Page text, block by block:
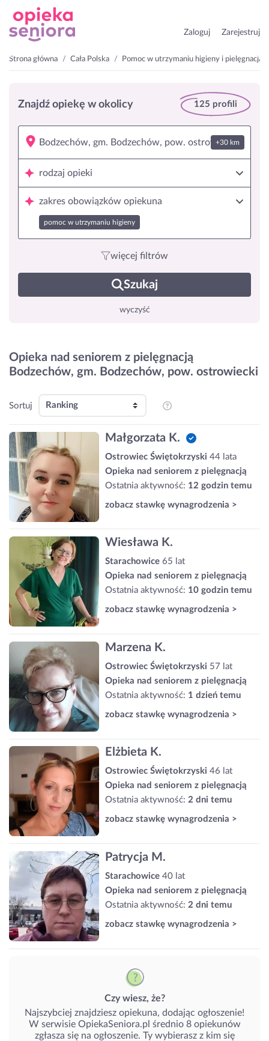
Zaloguj Zarejestruj
Strona główna Cała Polska Pomoc w utrzymaniu higieny i pielęgnacja
Znajdź opiekę w okolicy 125 profili
+30 km
rodzaj opieki
zakres obowiązków opiekuna
pomoc w utrzymaniu higieny
więcej filtrów
Szukaj
wyczyść
Opieka nad seniorem z pielęgnacją
Bodzechów, gm. Bodzechów, pow. ostrowiecki
Sortuj
Małgorzata K.
Ostrowiec Świętokrzyski 44 lata
Opieka nad seniorem z pielęgnacją
Ostatnia aktywność: 12 godzin temu
zobacz stawkę wynagrodzenia >
Wiesława K.
Starachowice 65 lat
Opieka nad seniorem z pielęgnacją
Ostatnia aktywność: 10 godzin temu
zobacz stawkę wynagrodzenia >
Marzena K.
Ostrowiec Świętokrzyski 57 lat
Opieka nad seniorem z pielęgnacją
Ostatnia aktywność: 1 dzień temu
zobacz stawkę wynagrodzenia >
Elżbieta K.
Ostrowiec Świętokrzyski 46 lat
Opieka nad seniorem z pielęgnacją
Ostatnia aktywność: 2 dni temu
zobacz stawkę wynagrodzenia >
Patrycja M.
Starachowice 40 lat
Opieka nad seniorem z pielęgnacją
Ostatnia aktywność: 2 dni temu
zobacz stawkę wynagrodzenia >
Czy wiesz, że?
Najszybciej znajdziesz opiekuna, dodając ogłoszenie!
W serwisie OpiekaSeniora.pl średnio 8 opiekunów
zgłasza się na ogłoszenie. Ty wybierasz z kim się